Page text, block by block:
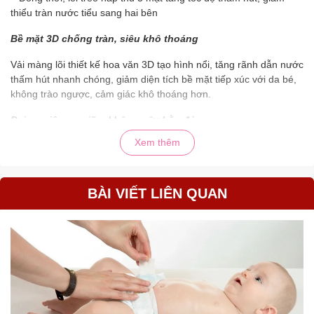
thiểu tràn nước tiểu sang hai bên
Bề mặt 3D chống tràn, siêu khô thoáng
Vải màng lõi thiết kế hoa văn 3D tạo hình nổi, tăng rãnh dẫn nước
thấm hút nhanh chóng, giảm diện tích bề mặt tiếp xúc với da bé,
không trào ngược, cảm giác khô thoáng hơn.
Đai eo siêu co giãn, không gây hằn đỏ
– Đai eo rộng, được kết cấu bởi 53 sợi thun đàn hồi, ôm sát vào
đa hằn da
– Hai bên đai eo được liên kết hàn siêu âm không sử dụng keo
Vạch báo đầy bỉm thông minh
Chỉ thị độ ẩm thông minh dưới đáy bỉm, chuyển màu để báo hiệu
thời điểm bỉm đầy, mẹ cần thay cho bé
Băng dính dán miếng bỉm
Xem thêm
BÀI VIẾT LIÊN QUAN